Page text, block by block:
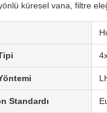
küresel vana, filtre
Standardı